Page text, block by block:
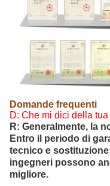
Domande frequenti
D: Che mi dici della
R: Generalmente, la
Entro il periodo di
tecnico e
ingegneri possono
migliore.